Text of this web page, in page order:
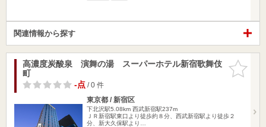
関連情報から探す
お気に入
りに追加
高濃度炭酸泉 演舞の湯 スーパーホテル新宿歌舞伎
町
-点/ 0 件
東京都 / 新宿区
下北沢駅5.08km 西武新宿駅237m
ＪＲ新宿駅東口より徒歩約８分、西武新宿駅より徒歩２
分、新大久保駅より…